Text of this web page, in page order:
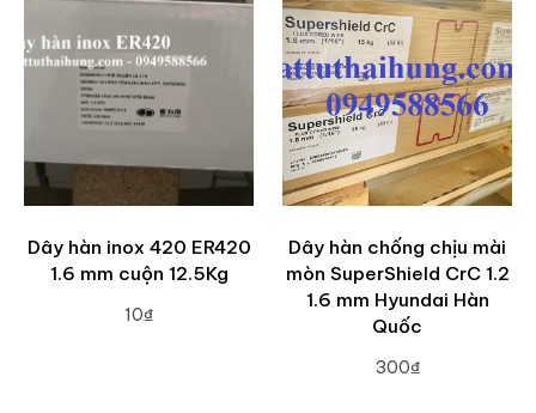
Dây hàn inox 420 ER420
1.6 mm cuộn 12.5Kg
10₫
Dây hàn chống chịu mài
mòn SuperShield CrC 1.2
1.6 mm Hyundai Hàn
Quốc
300₫